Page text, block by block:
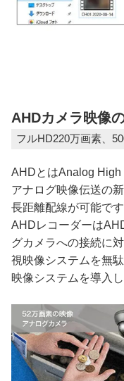
AHDカメラ映像
フルHD220万画素、
AHDとはAnalog
アナログ映像伝送の
長距離配線が可能です
AHDレコーダーは
グカメラへの接続に
視映像システムを無
映像システムを導入